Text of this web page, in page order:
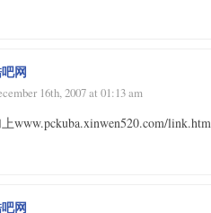
网
16th, 2007 at 01:13 am
www.pckuba.xinwen520.com/link.htm
网